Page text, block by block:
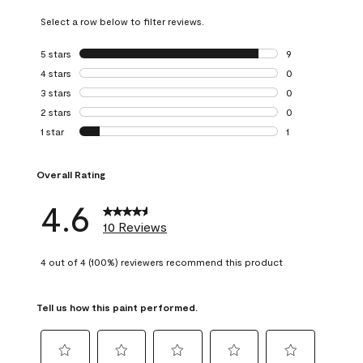
Select a row below to filter reviews.
5 stars stars
9
9 reviews with 5
4 stars stars
0
0 reviews with 4
3 stars stars
0
0 reviews with 3
2 stars stars
0
0 reviews with 2
1 star stars
1
Overall Rating
4.6 10 Reviews
4 out of 4 (100%) reviewers recommend this product
Tell us how this paint performed.